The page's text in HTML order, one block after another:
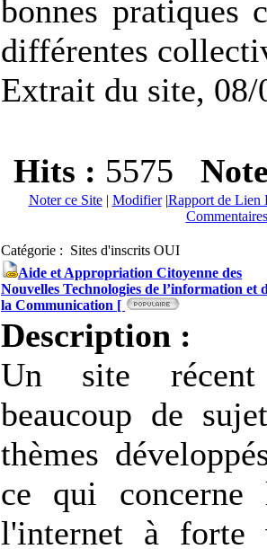
bonnes pratiques
différentes
Extrait du site, 08/
Hits : 5575
Noter ce Site| Modifier|Rapport de Lien
Catégorie : Sites d'inscrits OUI
Aide et Appropriation Citoyenne des
Nouvelles Technologies de l’information et
la Communication [
Description :
Un site
beaucoup de
thèmes
ce qui concerne
l'internet à forte